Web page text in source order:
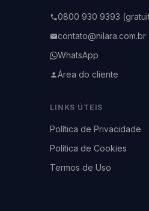
0800 930 9393
contato@nilara.com.br
WhatsApp
Área do cliente
LINKS ÚTEIS
Política de Privacidade
Política de Cookies
Termos de Uso